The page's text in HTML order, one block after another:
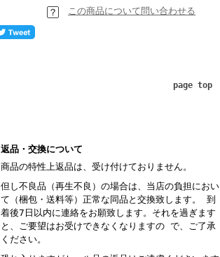
この商品について問い合わせる
page top
返品・交換について
商品の特性上返品は、受け付けておりません。
但し不良品（再生不良）の場合は、当店の負担におい
て（梱包・送料等）正常な同品と交換致します。 到
着後7日以内に連絡をお願致します。それを過ぎます
と、ご要望はお受けできなくなりますの で、ご了承
ください。